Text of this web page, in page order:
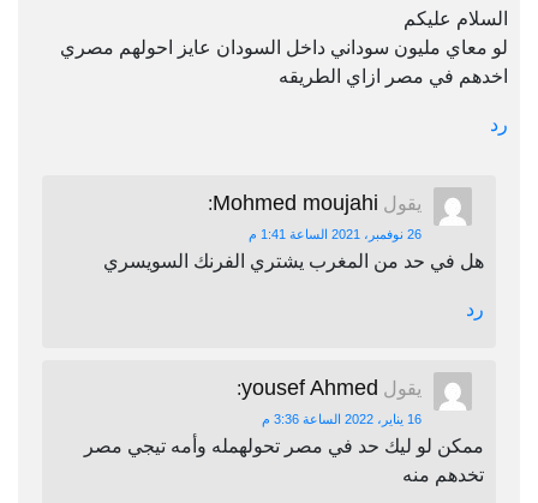
السلام عليكم
لو معاي مليون سوداني داخل السودان عايز احولهم مصري
اخدهم في مصر ازاي الطريقه
رد
يقول Mohmed moujahi
:
26 نوفمبر، 2021 الساعة 1:41 م
هل في حد من المغرب يشتري الفرنك السويسري
رد
يقول yousef Ahmed
:
16 يناير، 2022 الساعة 3:36 م
ممكن لو ليك حد في مصر تحولهمله وأمه تيجي مصر
تخدهم منه